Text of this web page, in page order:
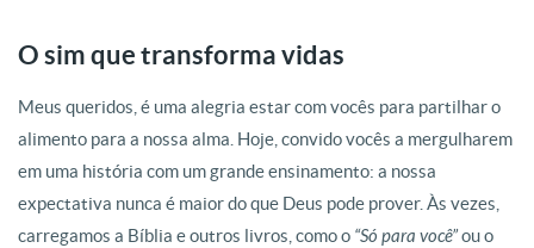
O sim que transforma vidas
Meus queridos, é uma alegria estar com vocês para partilhar o
alimento para a nossa alma. Hoje, convido vocês a mergulharem
em uma história com um grande ensinamento: a nossa
expectativa nunca é maior do que Deus pode prover. Às vezes,
carregamos a Bíblia e outros livros, como o “Só para você”ou o